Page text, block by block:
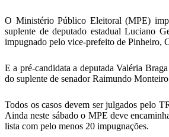
O Ministério Público Eleitoral (MPE)
suplente de deputado estadual Luciano
impugnado pelo vice-prefeito de Pinheiro,
E a pré-candidata a deputada Valéria
do suplente de senador Raimundo
Todos os casos devem ser julgados pelo
Ainda neste sábado o MPE deve
lista com pelo menos 20 impugnações.